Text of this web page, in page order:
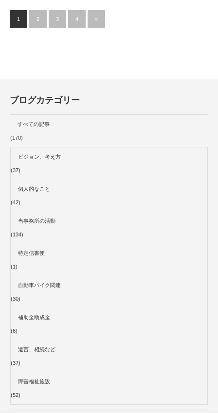
1 2 3 4 »
ブログカテゴリー
すべての記事
(170)
ビジョン、考え方
(37)
個人的なこと
(42)
当事務所の活動
(134)
特定信書便
(1)
自動車バイク関連
(30)
補助金助成金
(6)
遺言、相続など
(37)
障害福祉施設
(52)